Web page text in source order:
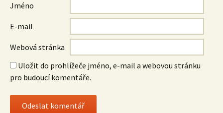
Jméno
E-mail
Webová stránka
Uložit do prohlížeče jméno, e-mail a webovou stránku
pro budoucí komentáře.